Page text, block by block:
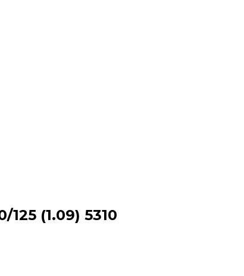
125 (1.09) 5310